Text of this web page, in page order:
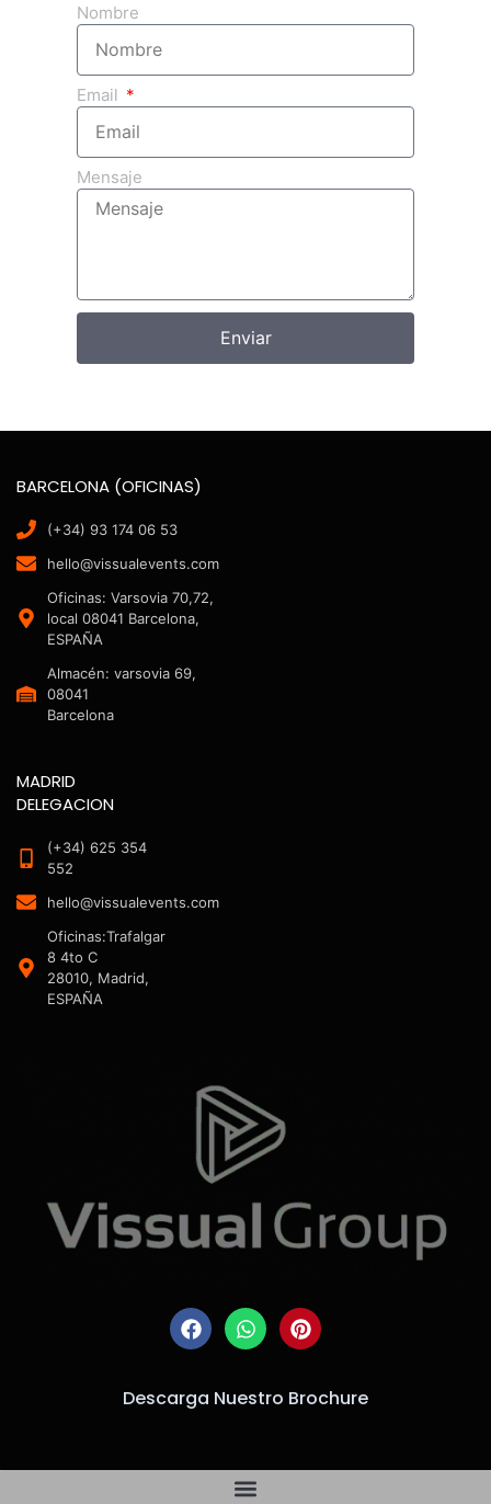
Nombre
Email
Mensaje
Enviar
BARCELONA (OFICINAS)
(+34) 93 174 06 53
hello@vissualevents.com
Oficinas: Varsovia 70,72,
local 08041 Barcelona,
ESPAÑA
Almacén: varsovia 69,
08041
Barcelona
MADRID
DELEGACION
(+34) 625 354
552
hello@vissualevents.com
Oficinas:Trafalgar
8 4to C
28010, Madrid,
ESPAÑA
Descarga Nuestro Brochure